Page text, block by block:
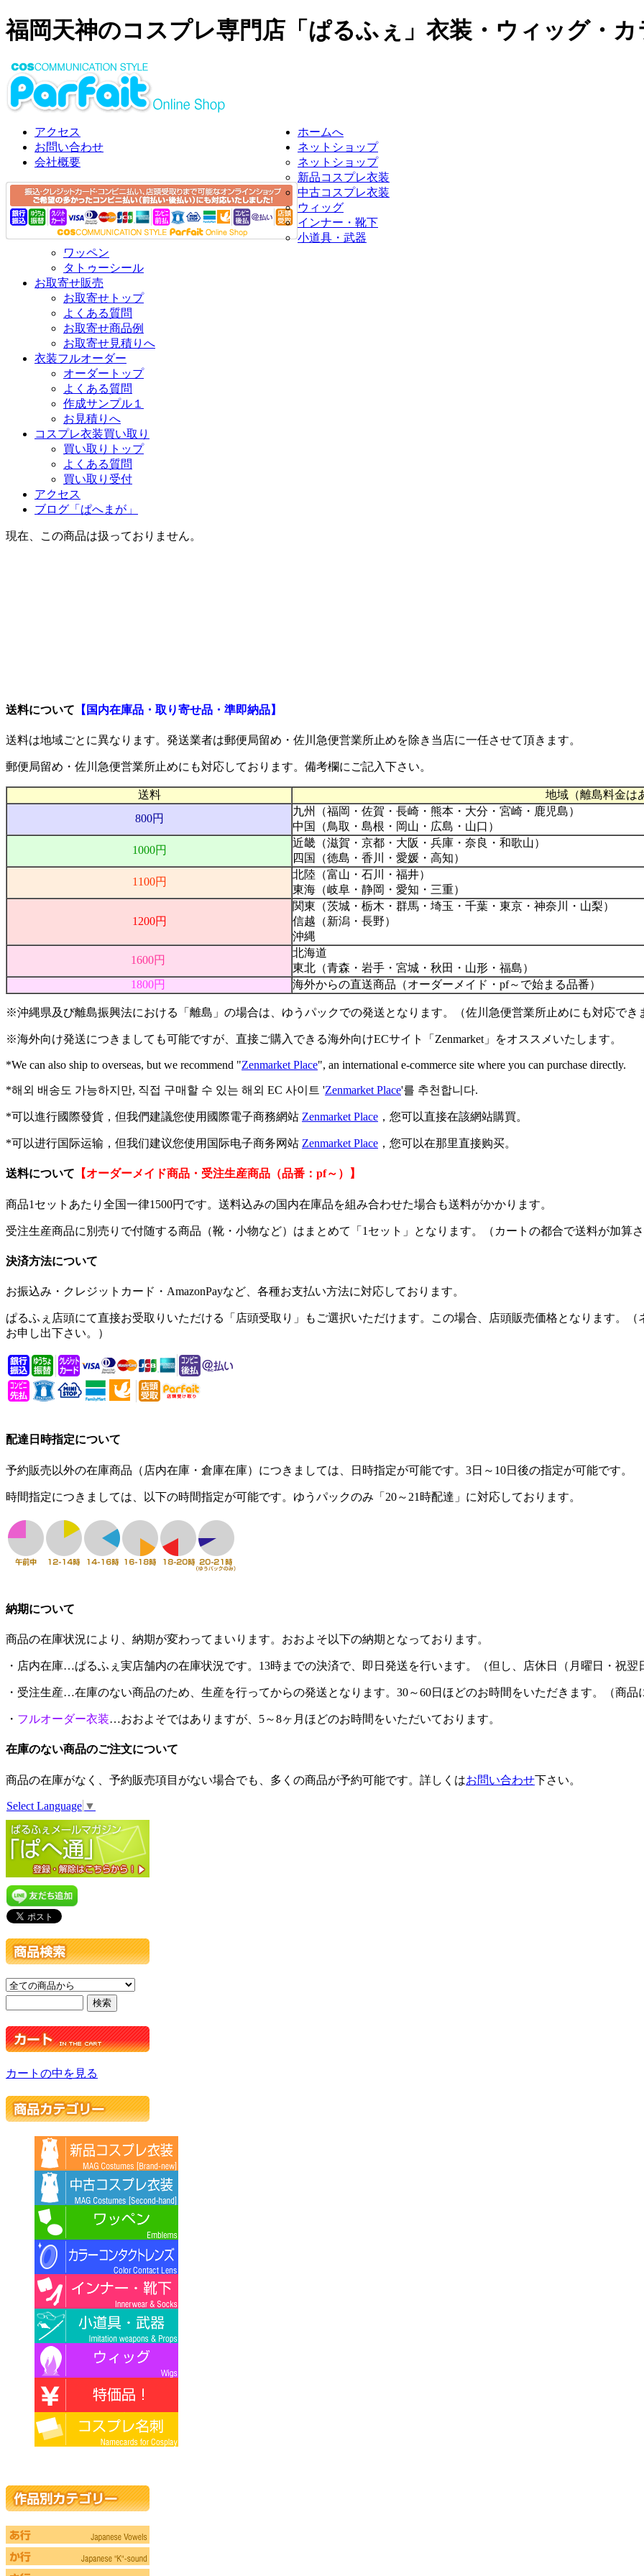
福岡天神のコスプレ専門店「ぱるふぇ」衣装・ウィッグ・
アクセス
お問い合わせ
会社概要
ホームへ
ネットショップ
ネットショップ
新品コスプレ衣装
中古コスプレ衣装
ウィッグ
インナー・靴下
小道具・武器
ワッペン
タトゥーシール
お取寄せ販売
お取寄せトップ
よくある質問
お取寄せ商品例
お取寄せ見積りへ
衣装フルオーダー
オーダートップ
よくある質問
作成サンプル１
お見積りへ
コスプレ衣装買い取り
買い取りトップ
よくある質問
買い取り受付
アクセス
ブログ「ぱへまが」
現在、この商品は扱っておりません。
送料について 【国内在庫品・取り寄せ品・準即納品】
送料は地域ごとに異なります。発送業者は郵便局留め・佐川急便営業所止めを除き当店に一任させて頂きます。
郵便局留め・佐川急便営業所止めにも対応しております。備考欄にご記入下さい。
送料
地域（離島料金は
800円
九州（福岡・佐賀・長崎・熊本・大分・宮崎・鹿児島）
中国（鳥取・島根・岡山・広島・山口）
1000円
近畿（滋賀・京都・大阪・兵庫・奈良・和歌山）
四国（徳島・香川・愛媛・高知）
1100円
北陸（富山・石川・福井）
東海（岐阜・静岡・愛知・三重）
1200円
関東（茨城・栃木・群馬・埼玉・千葉・東京・神奈川・山梨）
信越（新潟・長野）
沖縄
1600円
北海道
東北（青森・岩手・宮城・秋田・山形・福島）
1800円
海外からの直送商品（オーダーメイド・pf～で始まる品番）
※沖縄県及び離島振興法における「離島」の場合は、ゆうパックでの発送となります。（佐川急便営業所止めにも対応でき
※海外向け発送につきましても可能ですが、直接ご購入できる海外向けECサイト「Zenmarket」をオススメいたします。
*We can also ship to overseas, but we recommend "Zenmarket Place", an international e-commerce site where you can purchase directly.
*해외 배송도 가능하지만, 직접 구매할 수 있는 해외 EC 사이트 'Zenmarket Place'를 추천합니다.
*可以進行國際發貨，但我們建議您使用國際電子商務網站 Zenmarket Place ，您可以直接在該網站購買。
*可以进行国际运输，但我们建议您使用国际电子商务网站 Zenmarket Place ，您可以在那里直接购买。
送料について 【オーダーメイド商品・受注生産商品（品番：pf～）】
商品1セットあたり全国一律1500円です。送料込みの国内在庫品を組み合わせた場合も送料がかかります。
受注生産商品に別売りで付随する商品（靴・小物など）はまとめて「1セット」となります。（カートの都合で送料が加算
決済方法について
お振込み・クレジットカード・AmazonPayなど、 各種お支払い方法に対応しております。
ぱるふぇ店頭にて直接お受取りいただける「 店頭受取り 」もご選択いただけます。この場合、店頭販売価格となります。
お申し出下さい。）
配達日時指定について
予約販売以外の在庫商品（店内在庫・倉庫在庫）につきましては、 日時指定が可能です。3日～10日後の指定が可能です。
時間指定につきましては、 以下の時間指定が可能です。ゆうパックのみ「20～21時配達」に対応しております。
納期について
商品の在庫状況により、納期が変わってまいります。おおよそ以下の納期となっております。
・ 店内在庫…ぱるふぇ実店舗内の在庫状況です。 13時までの決済で、即日発送を行います。（但し、店休日（月曜日・祝翌
・ 受注生産…在庫のない商品のため、生産を行ってからの発送となります。 30～60日ほどのお時間をいただきます。（商品
・ フルオーダー衣装…おおよそではありますが、 5～8ヶ月ほどのお時間をいただいております。
在庫のない商品のご注文について
商品の在庫がなく、予約販売項目がない場合でも、多くの商品が予約可能です。詳しくはお問い合わせ下さい。
Select Language ▼
カートの中を見る